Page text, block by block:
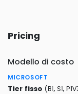
Pricing
Modello di costo
MICROSOFT
Tier fisso (B1, S1,